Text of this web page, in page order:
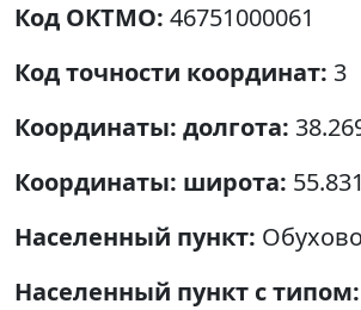
Код ОКТМО: 46751000061
Код точности координат: 3
Координаты: долгота:
Координаты: широта:
Населенный пункт: Обухово
Населенный пункт с типом: